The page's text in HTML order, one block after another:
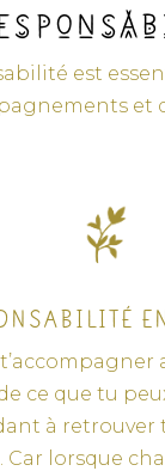
est
et
ce que tu
à
Car lorsque